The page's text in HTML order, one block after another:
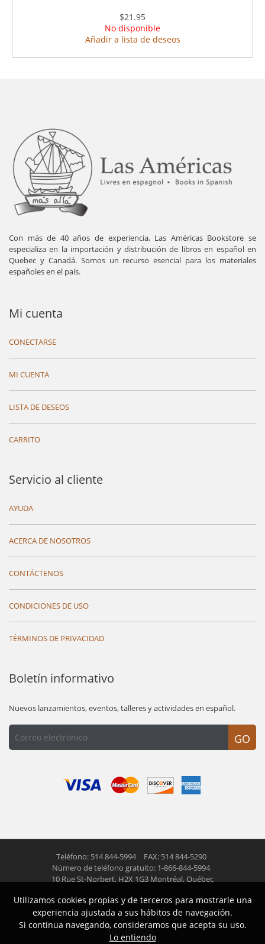
$21.95
No disponible
Añadir a lista de deseos
Con más de 40 años de experiencia, Las Américas Bookstore se
especializa en la importación y distribución de libros en español en
Quebec y Canadá. Somos un recurso esencial para los materiales
españoles en el país.
Mi cuenta
CONECTARSE
MI CUENTA
LISTA DE DESEOS
CARRITO
Servicio al cliente
AYUDA
ACERCA DE NOSOTROS
CONTÁCTENOS
CONDICIONES DE USO
TÉRMINOS DE PRIVACIDAD
Boletín informativo
Nuevos lanzamientos, eventos, talleres y actividades en español.
GO
Teléfono: 514 844-5994
FAX: 514 844-5290
Número de teléfono gratuito: 1-866-844-5994
10 Rue St-Norbert, H2X 1G3 Montréal, Québec
© 2026 Las Americas inc. Todos los derechos reservados
Siguenos
Utilizamos cookies propias y de terceros para mostrarle una
experiencia ajustada a sus hábitos de navegación.
Si continua navegando, consideramos que acepta su uso.
Lo entiendo